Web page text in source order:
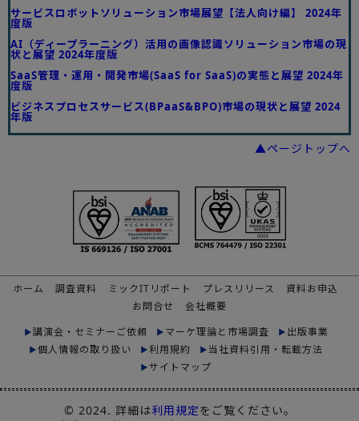
サービスロボットソリューション市場展望【法人向け編】 2024年
度版
AI（ディープラーニング）活用の画像認識ソリューション市場の現
状と展望 2024年度版
SaaS管理・運用・開発市場(SaaS for SaaS)の実態と展望 2024年
度版
ビジネスプロセスサービス(BPaaS&BPO)市場の現状と展望 2024
年版
▲ページトップへ
ホーム 調査資料 ミックITリポート プレスリリース
資料お申込
お問合せ
会社概要
講演会・セミナーご依頼
マーケ理論と市場調査
出版事業
個人情報の取り扱い
利用規約
当社資料引用・転載方法
サイトマップ
© 2024. 詳細は利用規定をご覧ください。